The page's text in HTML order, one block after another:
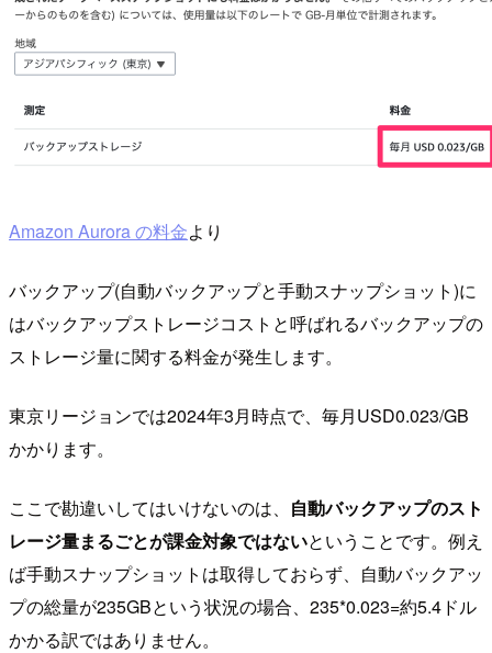
Amazon Aurora の料金より
バックアップ(自動バックアップと手動スナップショット)に
はバックアップストレージコストと呼ばれるバックアップの
ストレージ量に関する料金が発生します。
東京リージョンでは2024年3月時点で、毎月USD0.023/GB
かかります。
ここで勘違いしてはいけないのは、 自動バックアップのスト
レージ量まるごとが課金対象ではないということです。例え
ば手動スナップショットは取得しておらず、自動バックアッ
プの総量が235GBという状況の場合、235*0.023=約5.4ドル
かかる訳ではありません。